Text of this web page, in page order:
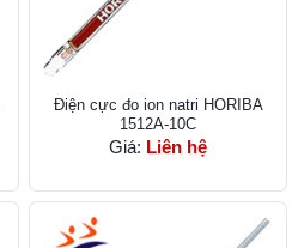
Điện cực đo ion natri HORIBA
1512A-10C
Giá: Liên hệ